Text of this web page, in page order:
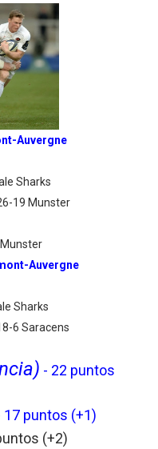
Auvergne
Sharks
19 Munster
Auvergne
Sharks
6 Saracens
- 22 puntos
17 puntos (+1)
(+2)